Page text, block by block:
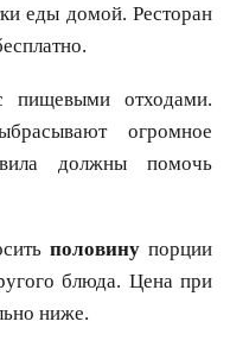
еды домой. Ресторан
отходами.
огромное
должны помочь
половину порции
блюда. Цена при
ниже.